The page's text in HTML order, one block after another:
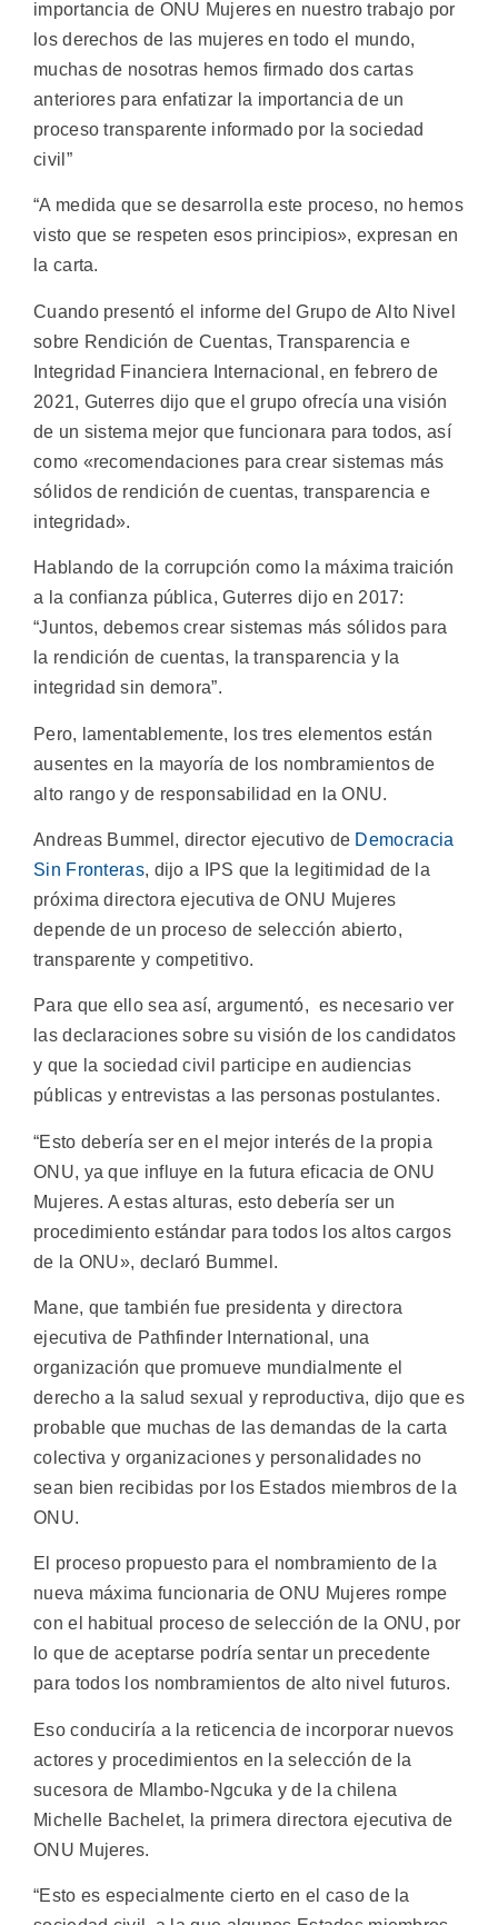
importancia de ONU Mujeres en nuestro trabajo por
los derechos de las mujeres en todo el mundo,
muchas de nosotras hemos firmado dos cartas
anteriores para enfatizar la importancia de un
proceso transparente informado por la sociedad
civil”
“A medida que se desarrolla este proceso, no hemos
visto que se respeten esos principios», expresan en
la carta.
Cuando presentó el informe del Grupo de Alto Nivel
sobre Rendición de Cuentas, Transparencia e
Integridad Financiera Internacional, en febrero de
2021, Guterres dijo que el grupo ofrecía una visión
de un sistema mejor que funcionara para todos, así
como «recomendaciones para crear sistemas más
sólidos de rendición de cuentas, transparencia e
integridad».
Hablando de la corrupción como la máxima traición
a la confianza pública, Guterres dijo en 2017:
“Juntos, debemos crear sistemas más sólidos para
la rendición de cuentas, la transparencia y la
integridad sin demora”.
Pero, lamentablemente, los tres elementos están
ausentes en la mayoría de los nombramientos de
alto rango y de responsabilidad en la ONU.
Andreas Bummel, director ejecutivo de Democracia
Sin Fronteras, dijo a IPS que la legitimidad de la
próxima directora ejecutiva de ONU Mujeres
depende de un proceso de selección abierto,
transparente y competitivo.
Para que ello sea así, argumentó, es necesario ver
las declaraciones sobre su visión de los candidatos
y que la sociedad civil participe en audiencias
públicas y entrevistas a las personas postulantes.
“Esto debería ser en el mejor interés de la propia
ONU, ya que influye en la futura eficacia de ONU
Mujeres. A estas alturas, esto debería ser un
procedimiento estándar para todos los altos cargos
de la ONU», declaró Bummel.
Mane, que también fue presidenta y directora
ejecutiva de Pathfinder International, una
organización que promueve mundialmente el
derecho a la salud sexual y reproductiva, dijo que es
probable que muchas de las demandas de la carta
colectiva y organizaciones y personalidades no
sean bien recibidas por los Estados miembros de la
ONU.
El proceso propuesto para el nombramiento de la
nueva máxima funcionaria de ONU Mujeres rompe
con el habitual proceso de selección de la ONU, por
lo que de aceptarse podría sentar un precedente
para todos los nombramientos de alto nivel futuros.
Eso conduciría a la reticencia de incorporar nuevos
actores y procedimientos en la selección de la
sucesora de Mlambo-Ngcuka y de la chilena
Michelle Bachelet, la primera directora ejecutiva de
ONU Mujeres.
“Esto es especialmente cierto en el caso de la